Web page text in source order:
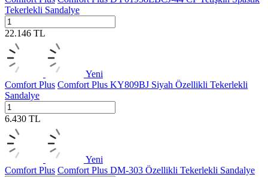
Tekerlekli Sandalye
22.146 TL
Yeni
Comfort Plus Comfort Plus KY809BJ Siyah Özellikli Tekerlekli
Sandalye
6.430 TL
Yeni
Comfort Plus Comfort Plus DM-303 Özellikli Tekerlekli Sandalye